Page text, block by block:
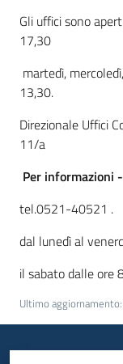
Gli uffici sono
17,30
martedì,
13,30.
Direzionale Uffici
11/a
Per informazioni
tel.0521-40521 .
dal lunedì al
il sabato dalle ore
Ultimo aggiornamento: